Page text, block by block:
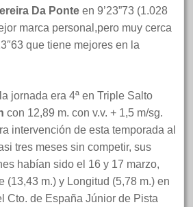
Da Ponte en 9’23”73 (1.028
marca personal,pero muy cerca
que tiene mejores en la
jornada era 4ª en Triple Salto
con 12,89 m. con v.v. + 1,5 m/sg.
intervención de esta temporada al
tres meses sin competir, sus
habían sido el 16 y 17 marzo,
(13,43 m.) y Longitud (5,78 m.) en
Cto. de España Júnior de Pista